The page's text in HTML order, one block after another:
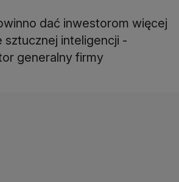
dać inwestorom więcej
inteligencji -
generalny firmy